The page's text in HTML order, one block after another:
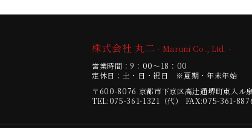
株式会社 丸二 - Maruni Co., Ltd. -
営業時間：9：00～18：00
定休日：土・日・祝日 ※夏期・年末年始
〒600-8076 京都市下京区高辻通堺町東入ル
TEL:075-361-1321（代）
FAX:075-361-